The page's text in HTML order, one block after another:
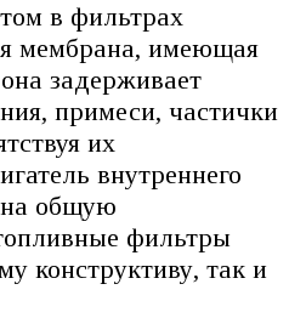
в фильтрах
мембрана, имеющая
задерживает
примеси, частички
их
внутреннего
общую
фильтры
конструктиву, так и